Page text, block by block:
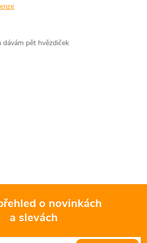
pět hvězdiček
o novinkách
a slevách